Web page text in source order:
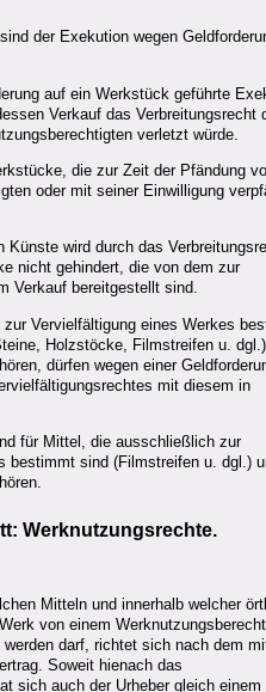
der Exekution wegen
auf ein Werkstück geführte
Verkauf das Verbreitungsrecht
verletzt würde.
die zur Zeit der Pfändung
oder mit seiner Einwilligung
Künste wird durch das
nicht gehindert, die von dem zur
Verkauf bereitgestellt sind.
Vervielfältigung eines Werkes
Holzstöcke, Filmstreifen u.
dürfen wegen einer
mit diesem in
für Mittel, die ausschließlich zur
bestimmt sind (Filmstreifen u. dgl.)
Werknutzungsrechte.
Mitteln und innerhalb welcher
von einem
darf, richtet sich nach dem
Soweit hienach das
sich auch der Urheber gleich einem